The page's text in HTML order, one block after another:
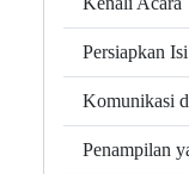
Persiapkan
Komunikasi
Penampilan